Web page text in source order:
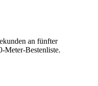
an fünfter
Meter-Bestenliste.